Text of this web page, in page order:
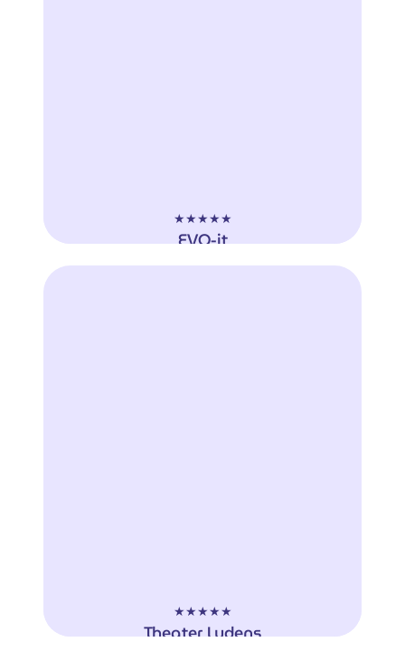
★★★★★
EVO-it
"EVO-it werkt al ruim een jaar samen met
★★★★★
Theater Ludens